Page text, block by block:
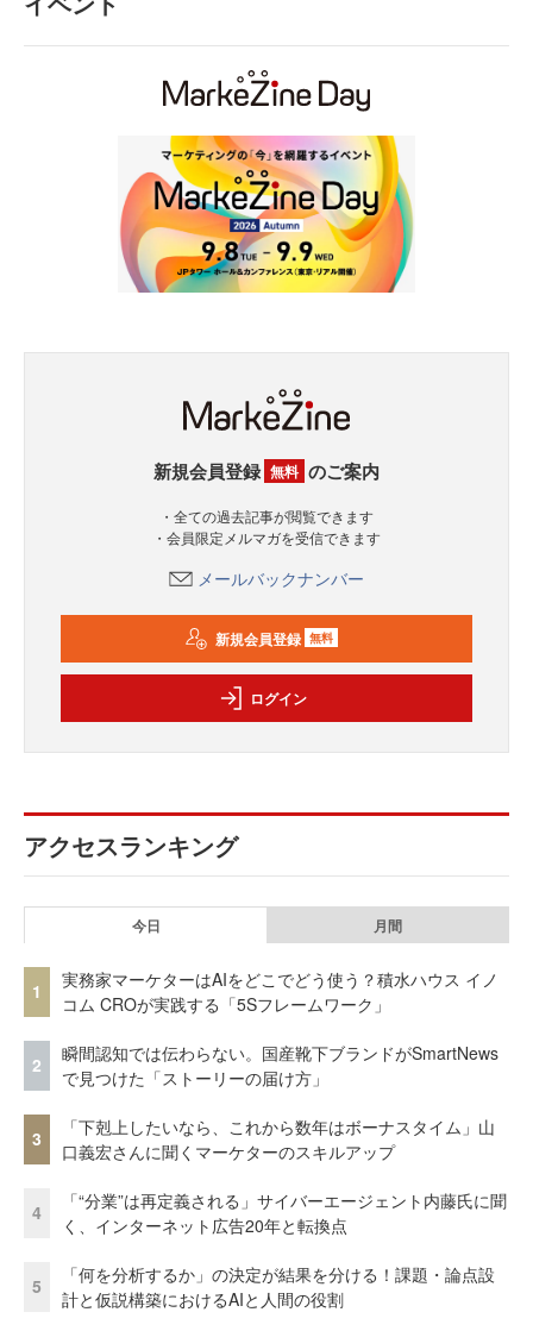
新規会員登録 無料 のご案内
・全ての過去記事が閲覧できます
・会員限定メルマガを受信できます
メールバックナンバー
新規会員登録 無料
ログイン
アクセスランキング
今日 月間
1
実務家マーケターはAIをどこでどう使う？積水ハウス イノ
コム CROが実践する「5Sフレームワーク」
2
瞬間認知では伝わらない。国産靴下ブランドがSmartNews
で見つけた「ストーリーの届け方」
3
「下剋上したいなら、これから数年はボーナスタイム」山
口義宏さんに聞くマーケターのスキルアップ
4
「“分業”は再定義される」サイバーエージェント内藤氏に聞
く、インターネット広告20年と転換点
5
「何を分析するか」の決定が結果を分ける！課題・論点設
計と仮説構築におけるAIと人間の役割